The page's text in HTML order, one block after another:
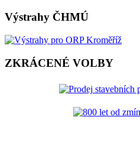
Výstrahy ČHMÚ
ZKRÁCENÉ VOLBY